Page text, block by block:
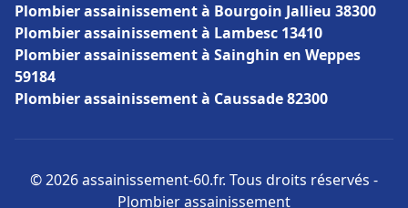
Plombier assainissement à Bourgoin Jallieu 38300
Plombier assainissement à Lambesc 13410
Plombier assainissement à Sainghin en Weppes
59184
Plombier assainissement à Caussade 82300
© 2026 assainissement-60.fr. Tous droits réservés -
Plombier assainissement